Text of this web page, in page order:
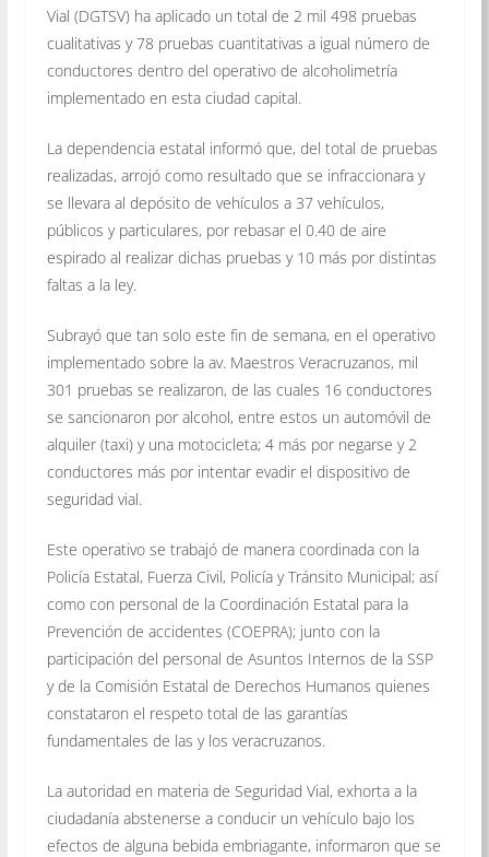
Vial (DGTSV) ha aplicado un total de 2 mil 498 pruebas
cualitativas y 78 pruebas cuantitativas a igual número de
conductores dentro del operativo de alcoholimetría
implementado en esta ciudad capital.
La dependencia estatal informó que, del total de pruebas
realizadas, arrojó como resultado que se infraccionara y
se llevara al depósito de vehículos a 37 vehículos,
públicos y particulares, por rebasar el 0.40 de aire
espirado al realizar dichas pruebas y 10 más por distintas
faltas a la ley.
Subrayó que tan solo este fin de semana, en el operativo
implementado sobre la av. Maestros Veracruzanos, mil
301 pruebas se realizaron, de las cuales 16 conductores
se sancionaron por alcohol, entre estos un automóvil de
alquiler (taxi) y una motocicleta; 4 más por negarse y 2
conductores más por intentar evadir el dispositivo de
seguridad vial.
Este operativo se trabajó de manera coordinada con la
Policía Estatal, Fuerza Civil, Policía y Tránsito Municipal; así
como con personal de la Coordinación Estatal para la
Prevención de accidentes (COEPRA); junto con la
participación del personal de Asuntos Internos de la SSP
y de la Comisión Estatal de Derechos Humanos quienes
constataron el respeto total de las garantías
fundamentales de las y los veracruzanos.
La autoridad en materia de Seguridad Vial, exhorta a la
ciudadanía abstenerse a conducir un vehículo bajo los
efectos de alguna bebida embriagante, informaron que se